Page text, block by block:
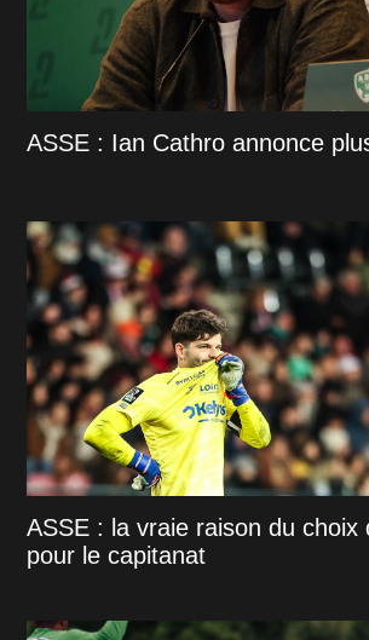
ASSE : Ian Cathro annonce
ASSE : la vraie raison du choix
pour le capitanat